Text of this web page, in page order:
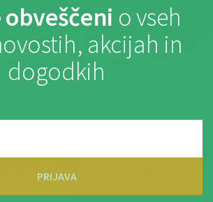
o vseh
akcijah in
dogodkih
PRIJAVA